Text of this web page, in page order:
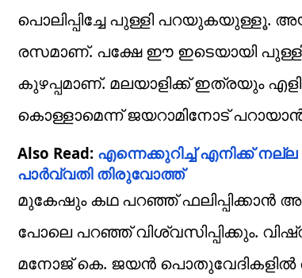
പൊലിപ്പിച്ചേ പുള്ളി പറയുകയുള്ളൂ.
രസമാണ്. പക്ഷേ ഈ ഇടെയായി
കുഴപ്പമാണ്. മലയാളിക്ക് ഇത്രയും
കൊള്ളാമെന്ന് ജയറാമിനോട്
Also Read: എന്നെക്കുറിച്ച് എനിക്ക്
പാര്‍വ്വതി തിരുവോത്ത്
മുകേഷും കഥ പറഞ്ഞ് ഫലിപ്പിക്കാന്‍
പോലെ പറഞ്ഞ് വിശ്വസിപ്പിക്കും.
മനോജ് കെ. ജയന്‍ പൊതുവേദികളില്‍